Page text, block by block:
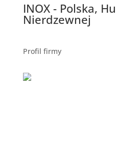
INOX - Polska,
Nierdzewnej
Profil firmy